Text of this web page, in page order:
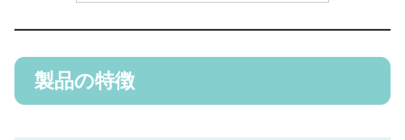
製品の特徴